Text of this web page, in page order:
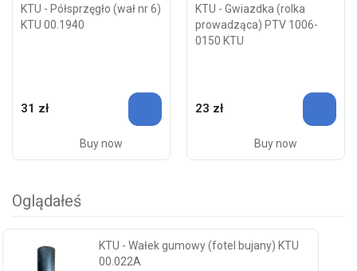
KTU - Półsprzęgło (wał nr 6)
KTU 00.1940
31 zł
Buy now
KTU - Gwiazdka (rolka
prowadząca) PTV 1006-
0150 KTU
23 zł
Buy now
Oglądałeś
KTU - Wałek gumowy (fotel bujany) KTU
00.022A